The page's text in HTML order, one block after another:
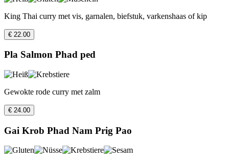
King Thai curry met vis, garnalen, biefstuk, varkenshaas of kip
€ 22.00
Pla Salmon Phad ped
Gewokte rode curry met zalm
€ 24.00
Gai Krob Phad Nam Prig Pao